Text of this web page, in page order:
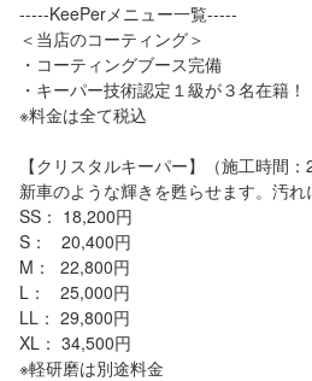
-----KeePerメニュー一覧-----
＜当店のコーティング＞
・コーティングブース完備
・キーパー技術認定１級が３名在籍！
※料金は全て税込
【クリスタルキーパー】（施工時間：
新車のような輝きを甦らせます。汚
SS： 18,200円
S：   20,400円
M：  22,800円
L：   25,000円
LL： 29,800円
XL： 34,500円
※軽研磨は別途料金